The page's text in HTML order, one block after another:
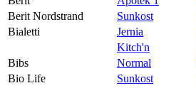
Berit Nordstrand
Sunkost
Bialetti
Jernia
Kitch'n
Bibs
Normal
Bio Life
Sunkost